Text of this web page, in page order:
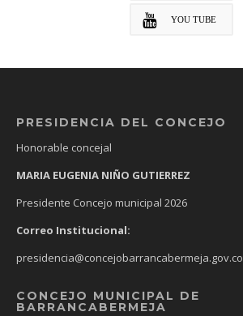
YOU TUBE
PRESIDENCIA DEL CONCEJO
Honorable concejal
MARIA EUGENIA NIÑO GUTIERREZ
Presidente Concejo municipal 2026
Correo Institucional:
presidencia@concejobarrancabermeja.gov.co
CONCEJO MUNICIPAL DE
BARRANCABERMEJA